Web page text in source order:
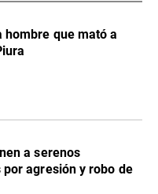
a
a serenos
agresión y robo de